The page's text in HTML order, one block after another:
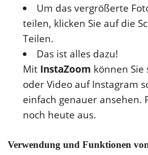
Um das vergrößerte
teilen, klicken Sie auf die
Teilen.
Das ist alles dazu!
Mit InstaZoom können Sie
oder Video auf Instagram
einfach genauer ansehen.
noch heute aus.
Verwendung und Funktionen